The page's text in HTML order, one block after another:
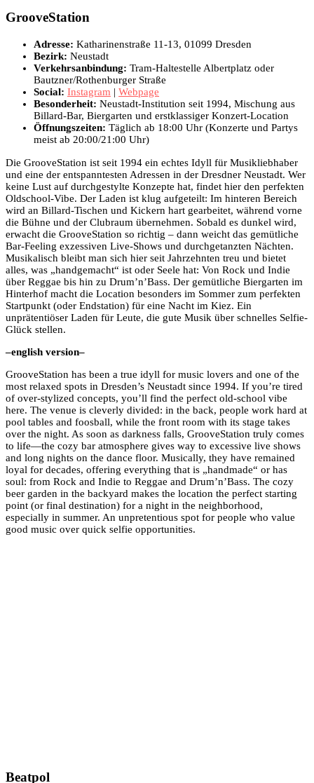
GrooveStation
Adresse: Katharinenstraße 11-13, 01099 Dresden
Bezirk: Neustadt
Verkehrsanbindung: Tram-Haltestelle Albertplatz oder
Bautzner/Rothenburger Straße
Social: Instagram | Webpage
Besonderheit: Neustadt-Institution seit 1994, Mischung aus
Billard-Bar, Biergarten und erstklassiger Konzert-Location
Öffnungszeiten: Täglich ab 18:00 Uhr (Konzerte und Partys
meist ab 20:00/21:00 Uhr)
Die GrooveStation ist seit 1994 ein echtes Idyll für Musikliebhaber
und eine der entspanntesten Adressen in der Dresdner Neustadt. Wer
keine Lust auf durchgestylte Konzepte hat, findet hier den perfekten
Oldschool-Vibe. Der Laden ist klug aufgeteilt: Im hinteren Bereich
wird an Billard-Tischen und Kickern hart gearbeitet, während vorne
die Bühne und der Clubraum übernehmen. Sobald es dunkel wird,
erwacht die GrooveStation so richtig – dann weicht das gemütliche
Bar-Feeling exzessiven Live-Shows und durchgetanzten Nächten.
Musikalisch bleibt man sich hier seit Jahrzehnten treu und bietet
alles, was „handgemacht“ ist oder Seele hat: Von Rock und Indie
über Reggae bis hin zu Drum’n’Bass. Der gemütliche Biergarten im
Hinterhof macht die Location besonders im Sommer zum perfekten
Startpunkt (oder Endstation) für eine Nacht im Kiez. Ein
unprätentiöser Laden für Leute, die gute Musik über schnelles Selfie-
Glück stellen.
–english version–
GrooveStation has been a true idyll for music lovers and one of the
most relaxed spots in Dresden’s Neustadt since 1994. If you’re tired
of over-stylized concepts, you’ll find the perfect old-school vibe
here. The venue is cleverly divided: in the back, people work hard at
pool tables and foosball, while the front room with its stage takes
over the night. As soon as darkness falls, GrooveStation truly comes
to life—the cozy bar atmosphere gives way to excessive live shows
and long nights on the dance floor. Musically, they have remained
loyal for decades, offering everything that is „handmade“ or has
soul: from Rock and Indie to Reggae and Drum’n’Bass. The cozy
beer garden in the backyard makes the location the perfect starting
point (or final destination) for a night in the neighborhood,
especially in summer. An unpretentious spot for people who value
good music over quick selfie opportunities.
Beatpol